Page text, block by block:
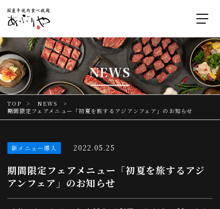
NEWS
TOP
NEWS
期間限定フェアメニュー「初夏を旅するアジアンフェア」のお知らせ
新メニュー導入 2022.05.25
期間限定フェアメニュー「初夏を旅するアジ
アンフェア」のお知らせ